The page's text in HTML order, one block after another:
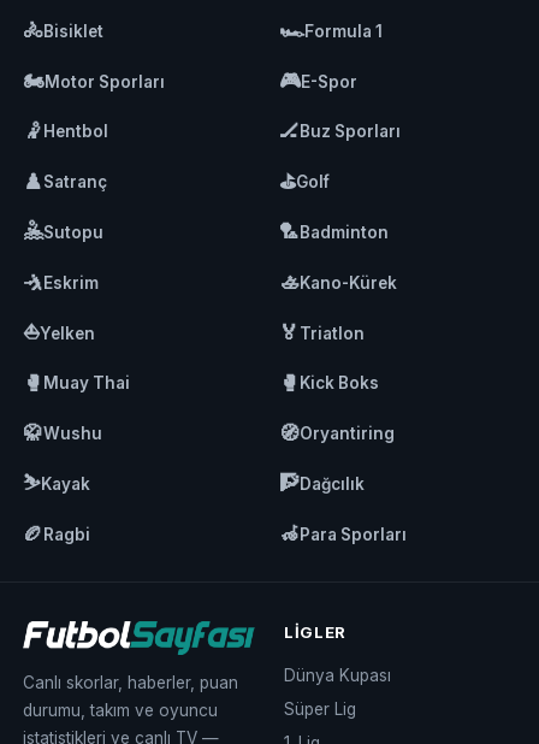
🚴Bisiklet 🏎️Formula 1
🏍️Motor Sporları 🎮E-Spor
🤾 Hentbol 🏒Buz Sporları
♟️Satranç ⛳Golf
🤽Sutopu 🏸Badminton
🤺Eskrim 🚣Kano-Kürek
⛵Yelken 🏅 Triatlon
🥊 Muay Thai 🥊 Kick Boks
🥋Wushu 🧭Oryantiring
⛷️Kayak 🧗Dağcılık
🏉 Ragbi 🦽Para Sporları
Canlı skorlar, haberler, puan
durumu, takım ve oyuncu
istatistikleri ve canlı TV —
LIGLER
Dünya Kupası
Süper Lig